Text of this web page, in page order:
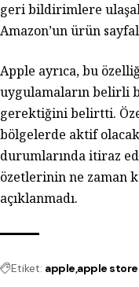
geri bildirimlere
Amazon’un ürün
Apple ayrıca, bu
uygulamaların belirli
gerektiğini belirtti.
bölgelerde aktif
durumlarında itiraz
özetlerinin ne zaman
açıklanmadı.
Etiket: appleapple store